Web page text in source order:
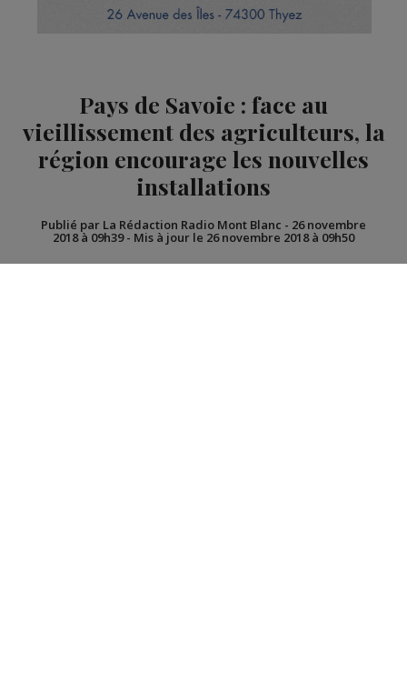
Pays de Savoie : face au
vieillissement des agriculteurs, la
région encourage les nouvelles
installations
Publié par La Rédaction Radio Mont Blanc - 26 novembre
2018 à 09h39- Mis à jour le 26 novembre 2018 à 09h50